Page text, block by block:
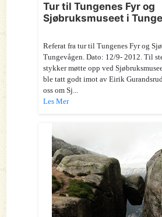
Tur til Tungenes Fyr og
Sjøbruksmuseet i
Referat fra tur til Tungenes Fyr og
Tungevågen. Dato: 12/9- 2012. Til
stykker møtte opp ved
ble tatt godt imot av Eirik
oss om Sj...
Les Mer